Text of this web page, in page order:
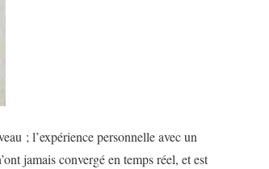
; l’expérience personnelle avec un
jamais convergé en temps réel, et est